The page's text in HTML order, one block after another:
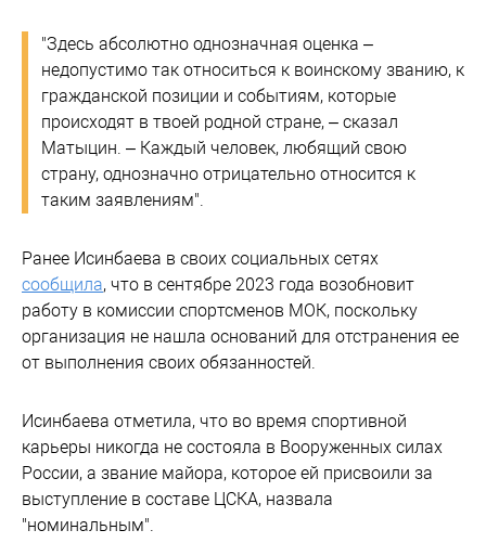
"Здесь абсолютно однозначная оценка –
недопустимо так относиться к воинскому званию, к
гражданской позиции и событиям, которые
происходят в твоей родной стране, – сказал
Матыцин. – Каждый человек, любящий свою
страну, однозначно отрицательно относится к
таким заявлениям".
Ранее Исинбаева в своих социальных сетях
сообщила, что в сентябре 2023 года возобновит
работу в комиссии спортсменов МОК, поскольку
организация не нашла оснований для отстранения ее
от выполнения своих обязанностей.
Исинбаева отметила, что во время спортивной
карьеры никогда не состояла в Вооруженных силах
России, а звание майора, которое ей присвоили за
выступление в составе ЦСКА, назвала
"номинальным".